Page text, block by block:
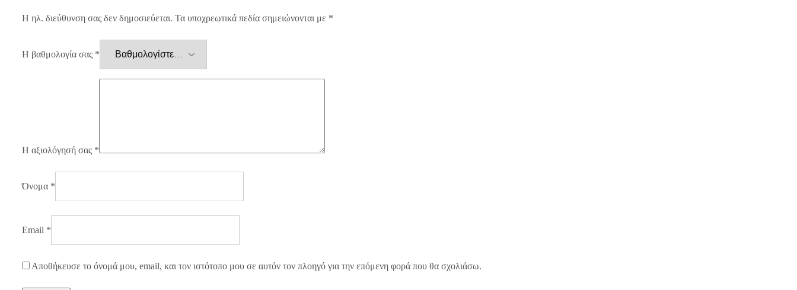
Η ηλ. διεύθυνση σας δεν δημοσιεύεται. Τα υποχρεωτικά πεδία σημειώνονται με *
Η βαθμολογία σας *
Η αξιολόγησή σας *
Όνομα *
Email *
Αποθήκευσε το όνομά μου, email, και τον ιστότοπο μου σε αυτόν τον πλοηγό για την επόμενη φορά που θα σχολιάσω.